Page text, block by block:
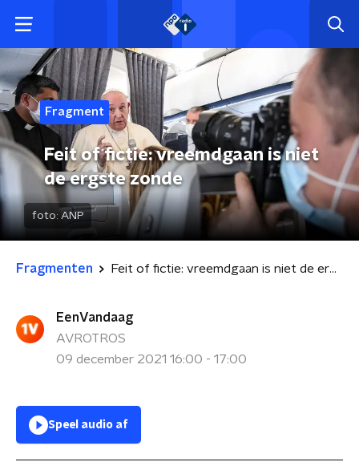
Fragment
Feit of fictie: vreemdgaan is niet
de ergste zonde
foto: ANP
Fragmenten Feit of fictie: vreemdgaan is niet de ergste zonde
EenVandaag
AVROTROS
09 december 2021 16:00 - 17:00
Speel audio af